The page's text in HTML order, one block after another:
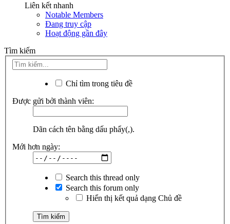
Liên kết nhanh
Notable Members
Đang truy cập
Hoạt động gần đây
Tìm kiếm
Chỉ tìm trong tiêu đề
Được gửi bởi thành viên:
Dãn cách tên bằng dấu phẩy(,).
Mới hơn ngày:
Search this thread only
Search this forum only
Hiển thị kết quả dạng Chủ đề